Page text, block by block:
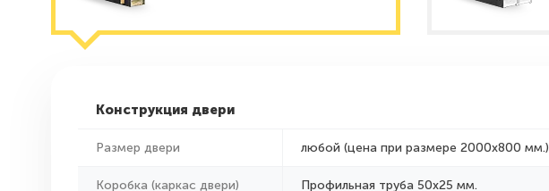
Конструкция двери
Размер двери любой (цена при размере 2000x800 мм.)
Коробка (каркас двери) Профильная труба 50х25 мм.